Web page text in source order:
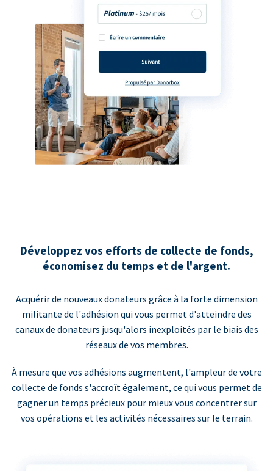
Développez vos efforts de collecte de fonds,
économisez du temps et de l'argent.
Acquérir de nouveaux donateurs grâce à la forte dimension
militante de l'adhésion qui vous permet d'atteindre des
canaux de donateurs jusqu'alors inexploités par le biais des
réseaux de vos membres.
À mesure que vos adhésions augmentent, l'ampleur de votre
collecte de fonds s'accroît également, ce qui vous permet de
gagner un temps précieux pour mieux vous concentrer sur
vos opérations et les activités nécessaires sur le terrain.